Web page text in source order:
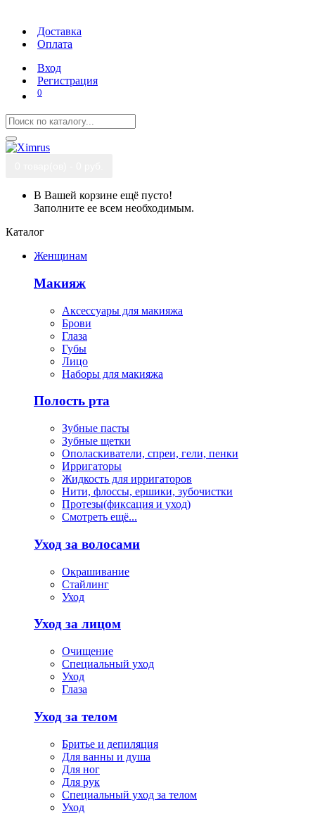
Доставка
Оплата
Вход
Регистрация
0
В Вашей корзине ещё пусто!
Заполните ее всем необходимым.
Каталог
Женщинам
Макияж
Аксессуары для макияжа
Брови
Глаза
Губы
Лицо
Наборы для макияжа
Полость рта
Зубные пасты
Зубные щетки
Ополаскиватели, спреи, гели, пенки
Ирригаторы
Жидкость для ирригаторов
Нити, флоссы, ершики, зубочистки
Протезы(фиксация и уход)
Смотреть ещё...
Уход за волосами
Окрашивание
Стайлинг
Уход
Уход за лицом
Очищение
Специальный уход
Уход
Глаза
Уход за телом
Бритье и депиляция
Для ванны и душа
Для ног
Для рук
Специальный уход за телом
Уход